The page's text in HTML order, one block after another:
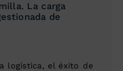
La carga
de
logística, el éxito de